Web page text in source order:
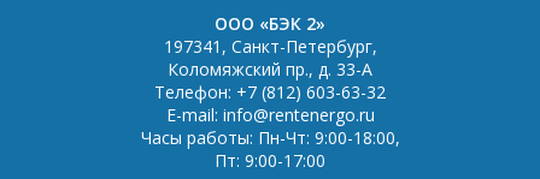
OOO «БЭК 2»
197341 , Санкт-Петербург,
Коломяжский пр., д. 33-А
Телефон: +7 (812) 603-63-32
E-mail: info@rentenergo.ru
Часы работы: Пн-Чт: 9:00-18:00,
Пт: 9:00-17:00